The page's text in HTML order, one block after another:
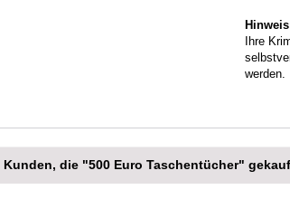
Ihre
werden.
Kunden, die "500 Euro Taschentücher"